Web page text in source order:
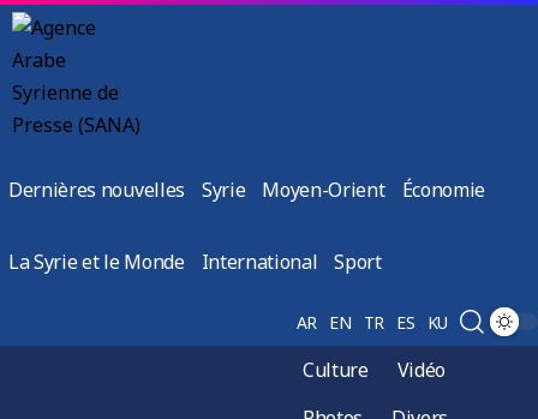
Dernières nouvelles Syrie Moyen-Orient Économie
La Syrie et le Monde International Sport
AR EN TR ES KU
Culture
Vidéo